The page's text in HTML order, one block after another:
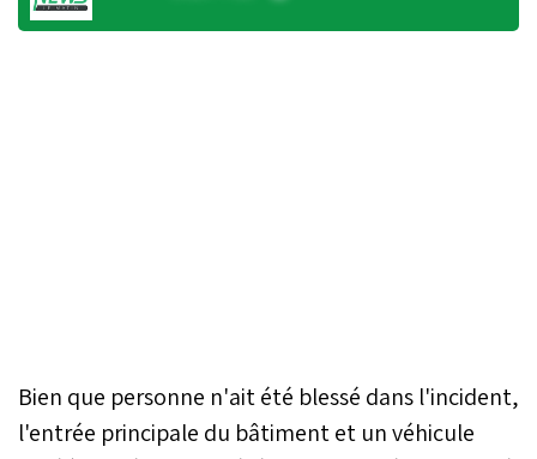
Bien que personne n'ait été blessé dans l'incident,
l'entrée principale du bâtiment et un véhicule